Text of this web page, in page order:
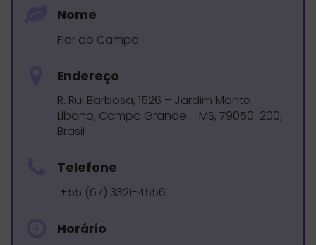
Nome
Flor do Campo
Endereço
R. Rui Barbosa, 1526 – Jardim Monte
Libano, Campo Grande – MS, 79050-200,
Brasil
Telefone
+55 (67) 3321-4556
Horário